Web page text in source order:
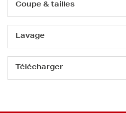
Coupe & tailles
Lavage
Télécharger